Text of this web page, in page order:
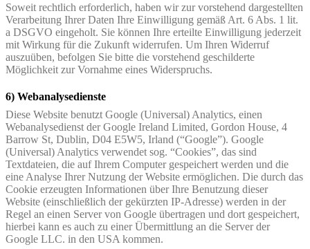
Soweit rechtlich erforderlich, haben wir zur vorstehend dargestellten
Verarbeitung Ihrer Daten Ihre Einwilligung gemäß Art. 6 Abs. 1 lit.
a DSGVO eingeholt. Sie können Ihre erteilte Einwilligung jederzeit
mit Wirkung für die Zukunft widerrufen. Um Ihren Widerruf
auszuüben, befolgen Sie bitte die vorstehend geschilderte
Möglichkeit zur Vornahme eines Widerspruchs.
6) Webanalysedienste
Diese Website benutzt Google (Universal) Analytics, einen
Webanalysedienst der Google Ireland Limited, Gordon House, 4
Barrow St, Dublin, D04 E5W5, Irland (“Google”). Google
(Universal) Analytics verwendet sog. “Cookies”, das sind
Textdateien, die auf Ihrem Computer gespeichert werden und die
eine Analyse Ihrer Nutzung der Website ermöglichen. Die durch das
Cookie erzeugten Informationen über Ihre Benutzung dieser
Website (einschließlich der gekürzten IP-Adresse) werden in der
Regel an einen Server von Google übertragen und dort gespeichert,
hierbei kann es auch zu einer Übermittlung an die Server der
Google LLC. in den USA kommen.